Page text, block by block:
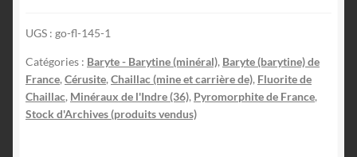
UGS : go-fl-145-1
Catégories : Baryte - Barytine (minéral), Baryte (barytine) de
France, Cérusite, Chaillac (mine et carrière de), Fluorite de
Chaillac, Minéraux de l'Indre (36), Pyromorphite de France,
Stock d'Archives (produits vendus)